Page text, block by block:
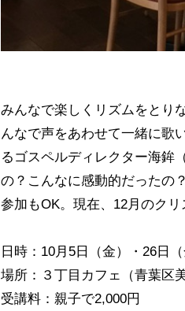
みんなで楽しくリズムをとり
んなで声をあわせて一緒に歌
るゴスペルディレクター海鉾
の？こんなに感動的だったの
参加もOK。現在、12月のク
日時：10月5日（金）・26日
場所：３丁目カフェ（青葉区
受講料：親子で2,000円